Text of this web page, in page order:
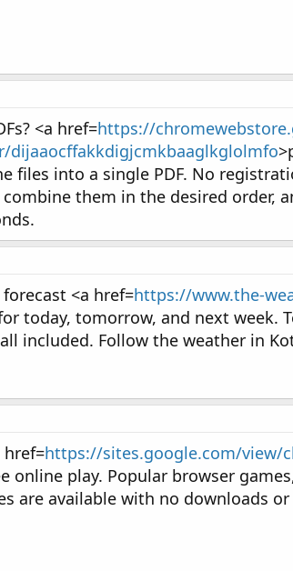
<a href=https://
dijaaocffakkdigjcmkbaaglkglolmfo
files into a single PDF. No
them in the desired order,
<a href=https://www.the-
today, tomorrow, and next week.
included. Follow the weather in
https://sites.google.com/view/
online play. Popular browser
are available with no downloads